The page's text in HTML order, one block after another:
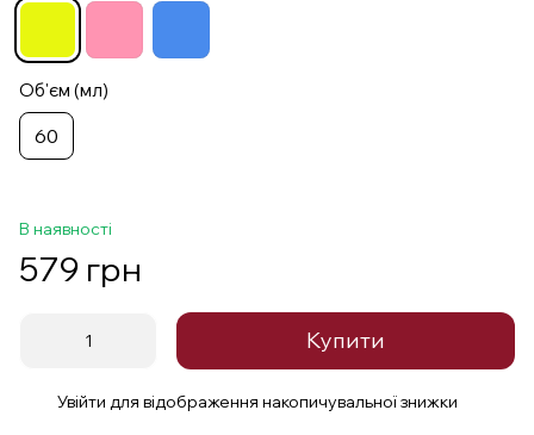
Об'єм (мл)
60
В наявності
579 грн
Купити
Увійти для відображення накопичувальної знижки